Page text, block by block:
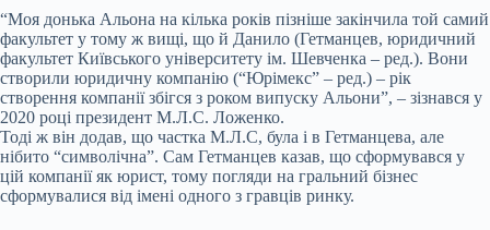
“Моя донька Альона на кілька років пізніше закінчила той самий
факультет у тому ж вищі, що й Данило (Гетманцев, юридичний
факультет Київського університету ім. Шевченка – ред.). Вони
створили юридичну компанію (“Юрімекс” – ред.) – рік
створення компанії збігся з роком випуску Альони”, – зізнався у
2020 році президент М.Л.С. Ложенко.
Тоді ж він додав, що частка М.Л.С, була і в Гетманцева, але
нібито “символічна”. Сам Гетманцев казав, що сформувався у
цій компанії як юрист, тому погляди на гральний бізнес
сформувалися від імені одного з гравців ринку.